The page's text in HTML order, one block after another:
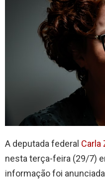
A deputada federal Carla
nesta terça-feira (29/7)
informação foi